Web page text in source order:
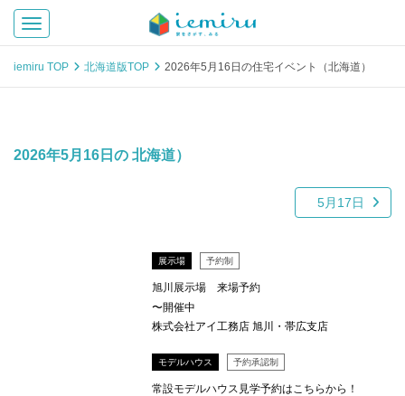
Toggle navigation
iemiru TOP 北海道版TOP 2026年5月16日の住宅イベント（北海道）
2026年5月16日の 北海道）
5月17日
展示場 予約制
旭川展示場 来場予約
〜開催中
株式会社アイ工務店 旭川・帯広支店
モデルハウス 予約承認制
常設モデルハウス見学予約はこちらから！